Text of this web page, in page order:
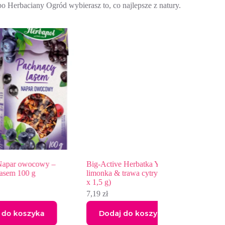
Herbaciany Ogród wybierasz to, co najlepsze z natury.
Big-Active Herbatka Yerba Mate
limonka & trawa cytrynowa 30 g (20
Dodaj do koszyka